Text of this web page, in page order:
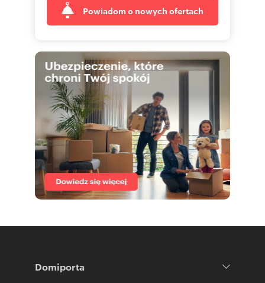
Powiadom o nowych ofertach
Domiporta